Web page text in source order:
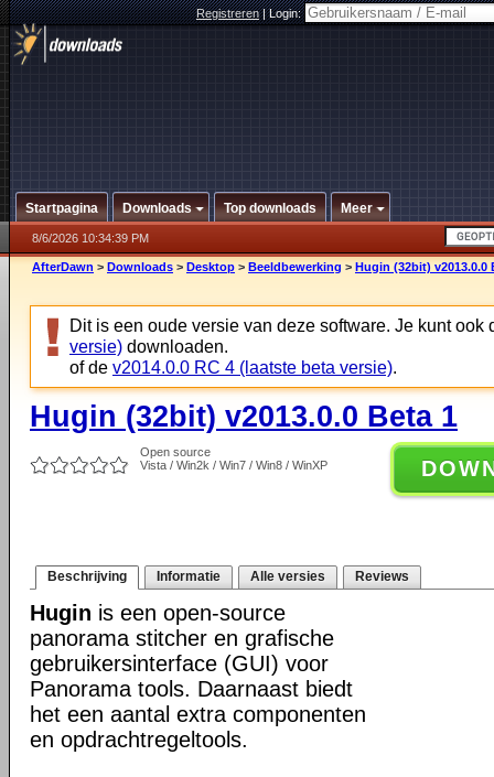
Registreren|Login:
Startpagina Downloads Top downloads Meer
8/6/2026 10:34:39 PM
AfterDawn > Downloads > Desktop > Beeldbewerking > Hugin (32bit) v2013.0.0
Dit is een oude versie van deze software. Je kunt ook
versie) downloaden.
of de v2014.0.0 RC 4 (laatste beta versie).
Hugin (32bit) v2013.0.0 Beta 1
Open source
Vista / Win2k / Win7 / Win8 / WinXP
Beschrijving Informatie Alle versies Reviews
Hugin is een open-source
panorama stitcher en grafische
gebruikersinterface (GUI) voor
Panorama tools. Daarnaast biedt
het een aantal extra componenten
en opdrachtregeltools.